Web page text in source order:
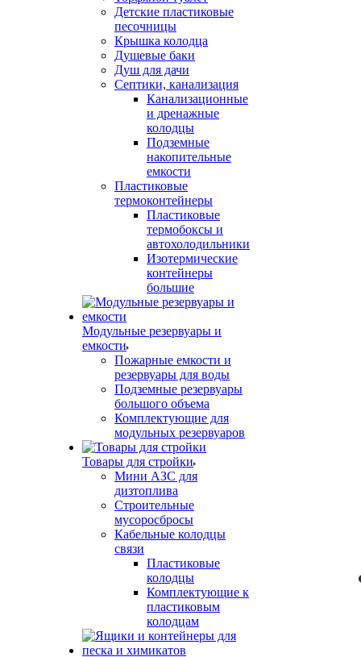
Детские пластиковые
песочницы
Крышка колодца
Душевые баки
Душ для дачи
Септики, канализация
Канализационные
и дренажные
колодцы
Подземные
накопительные
емкости
Пластиковые
термоконтейнеры
Пластиковые
термобоксы и
автохолодильники
Изотермические
контейнеры
большие
Модульные резервуары и
емкости
Пожарные емкости и
резервуары для воды
Подземные резервуары
большого объема
Комплектующие для
модульных резервуаров
Товары для стройки
Мини АЗС для
дизтоплива
Строительные
мусоросбросы
Кабельные колодцы
связи
Пластиковые
колодцы
Комплектующие к
пластиковым
колодцам